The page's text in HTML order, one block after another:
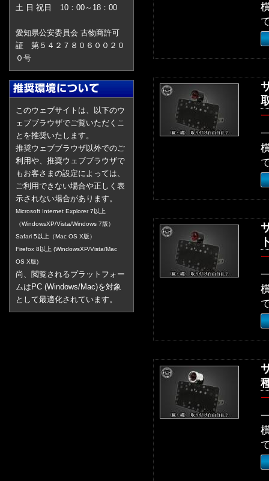
土 日 祝日
10：00～18：00
愛知県公安委員会 古物商許可
証 第５４２７８０６００２０
０号
このウェブサイトは、以下のウ
ェブブラウザでご覧いただくこ
とを推奨いたします。
推奨ウェブブラウザ以外でのご
利用や、推奨ウェブブラウザで
もお客さまの設定によっては、
ご利用できない場合や正しく表
示されない場合があります。
Microsoft Internet Explorer 7以上
（WindowsXP/Vista/Windows 7版）
Safari 5以上（Mac OS X版）
Firefox 8以上 (WindowsXP/Vista/Mac
OS X版)
尚、閲覧されるプラットフォー
ムはPC (Windows/Mac)を対象
として最適化されています。